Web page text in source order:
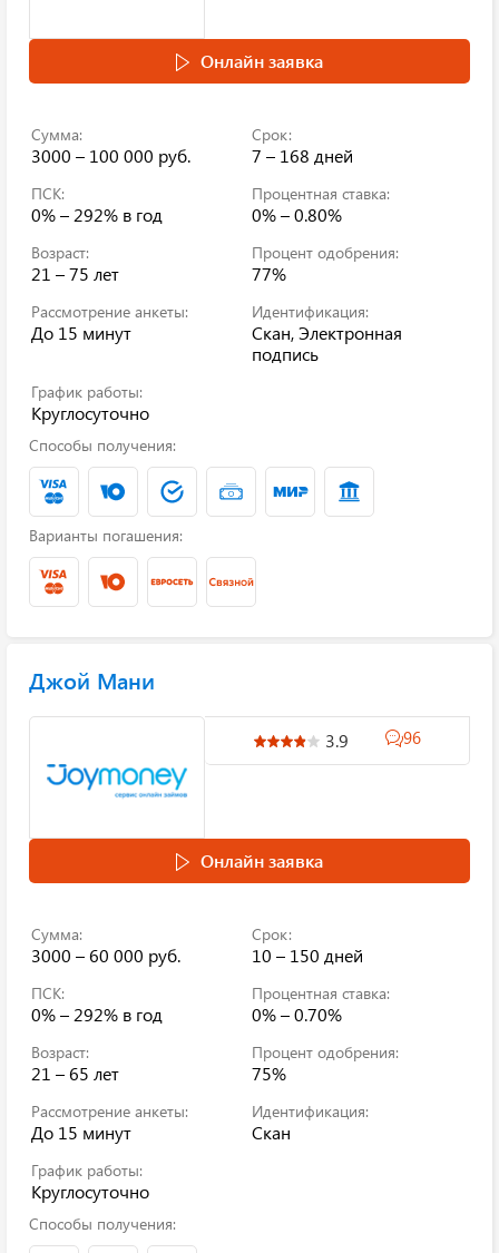
Онлайн заявка
Сумма:
3000 – 100 000 руб.
Срок:
7 – 168 дней
ПСК:
0% – 292% в год
Процентная ставка:
0% – 0.80%
Возраст:
21 – 75 лет
Процент одобрения:
77%
Рассмотрение анкеты:
До 15 минут
Идентификация:
Скан, Электронная
подпись
График работы:
Круглосуточно
Способы получения:
Варианты погашения:
Джой Мани
3.9 96
Онлайн заявка
Сумма:
3000 – 60 000 руб.
Срок:
10 – 150 дней
ПСК:
0% – 292% в год
Процентная ставка:
0% – 0.70%
Возраст:
21 – 65 лет
Процент одобрения:
75%
Рассмотрение анкеты:
До 15 минут
Идентификация:
Скан
График работы:
Круглосуточно
Способы получения: